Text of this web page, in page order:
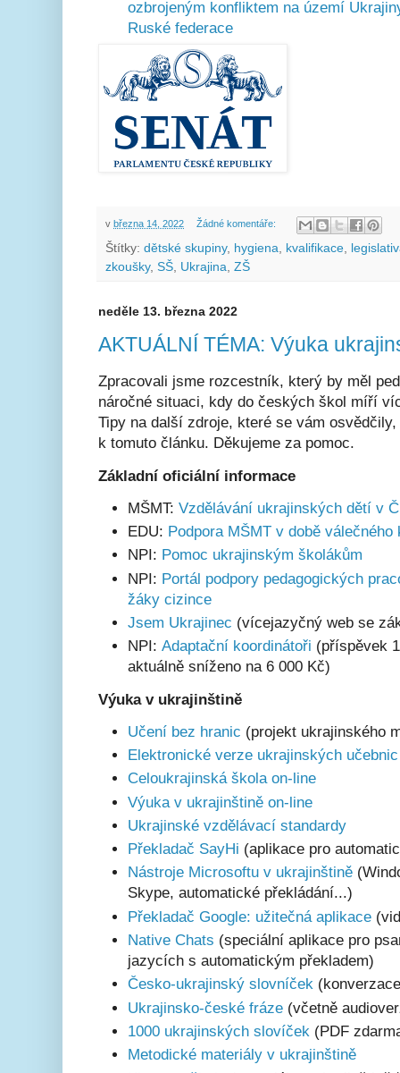
ozbrojeným konfliktem na území
Ruské federace
v března 14, 2022 Žádné komentáře:
Štítky: dětské skupiny, hygiena kvalifikace
zkoušky, SŠ Ukrajina ZŠ
neděle 13. března 2022
AKTUÁLNÍ TÉMA: Výuka
Zpracovali jsme rozcestník, který by měl
náročné situaci, kdy do českých škol míří
Tipy na další zdroje, které se vám
k tomuto článku. Děkujeme za pomoc.
Základní oficiální informace
MŠMT: Vzdělávání ukrajinských dětí v
EDU: Podpora MŠMT v době
NPI: Pomoc ukrajinským školákům
NPI: Portál podpory pedagogických
žáky cizince
Jsem Ukrajinec (vícejazyčný web se
NPI: Adaptační koordinátoři (příspěvek
aktuálně sníženo na 6 000 Kč)
Výuka v ukrajinštině
Učení bez hranic (projekt ukrajinského
Elektronické verze ukrajinských učebnic
Celoukrajinská škola on-line
Výuka v ukrajinštině on-line
Ukrajinské vzdělávací standardy
Překladač SayHi (aplikace pro
Nástroje Microsoftu v ukrajinštině
Skype, automatické překládání...)
Překladač Google: užitečná aplikace
Native Chats (speciální aplikace pro
jazycích s automatickým překladem)
Česko-ukrajinský slovníček
Ukrajinsko-české fráze (včetně
1000 ukrajinských slovíček (PDF
Metodické materiály v ukrajinštině